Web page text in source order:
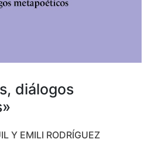
diálogos
Y EMILI RODRÍGUEZ